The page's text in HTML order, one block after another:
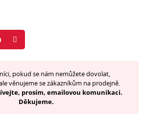
pokud se nám nemůžete dovolat,
věnujeme se zákazníkům na prodejně.
prosím, emailovou komunikaci.
Děkujeme.